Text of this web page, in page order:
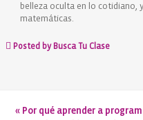
belleza oculta en lo cotidiano,
matemáticas.
Posted by Busca Tu Clase
« Por qué aprender a